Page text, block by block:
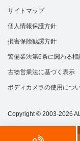
サイトマップ
個人情報保護方針
損害保険勧誘方針
警備業法第6条に関わる標
古物営業法に基づく表示
ボディカメラの使用につ
Copyright © 2003-2026